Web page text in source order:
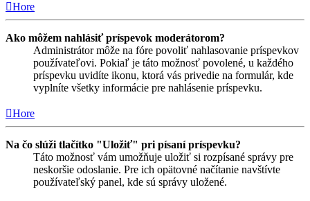
Hore
Ako môžem nahlásiť príspevok moderátorom?
Administrátor môže na fóre povoliť nahlasovanie príspevkov
používateľovi. Pokiaľ je táto možnosť povolené, u každého
príspevku uvidíte ikonu, ktorá vás privedie na formulár, kde
vyplníte všetky informácie pre nahlásenie príspevku.
Hore
Na čo slúži tlačítko "Uložiť" pri písaní príspevku?
Táto možnosť vám umožňuje uložiť si rozpísané správy pre
neskoršie odoslanie. Pre ich opätovné načítanie navštívte
používateľský panel, kde sú správy uložené.